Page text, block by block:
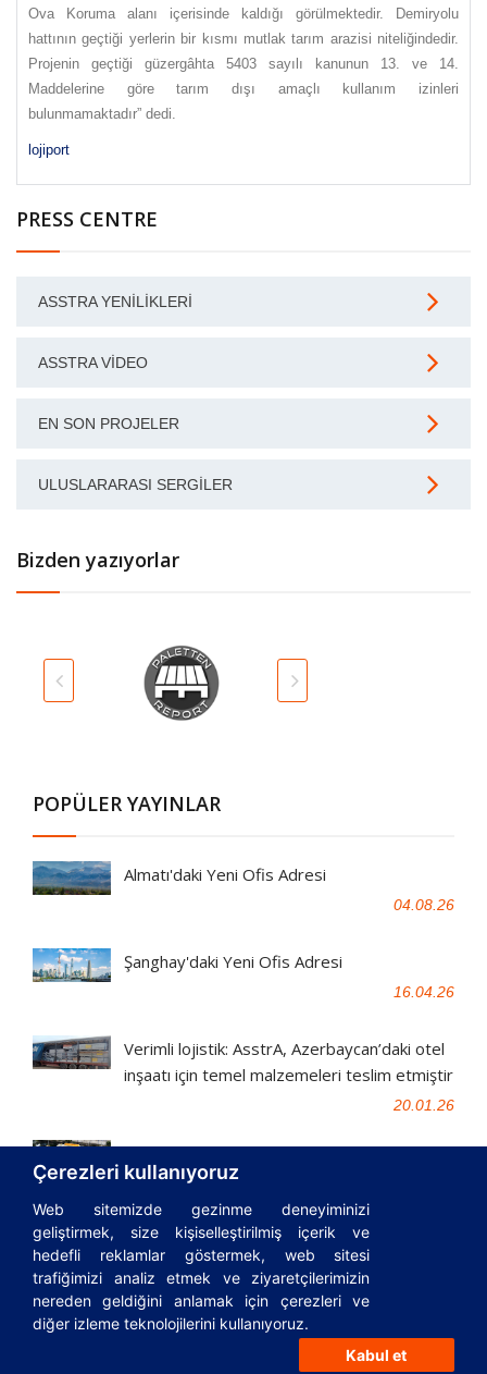
Çerezleri kullanıyoruz
Web sitemizde gezinme deneyiminizi
geliştirmek, size kişiselleştirilmiş içerik ve
hedefli reklamlar göstermek, web sitesi
trafiğimizi analiz etmek ve ziyaretçilerimizin
nereden geldiğini anlamak için çerezleri ve
diğer izleme teknolojilerini kullanıyoruz.
Kabul et
Ova Koruma alanı içerisinde kaldığı görülmektedir. Demiryolu
hattının geçtiği yerlerin bir kısmı mutlak tarım arazisi niteliğindedir.
Projenin geçtiği güzergâhta 5403 sayılı kanunun 13. ve 14.
Maddelerine göre tarım dışı amaçlı kullanım izinleri
bulunmamaktadır” dedi.
lojiport
PRESS CENTRE
ASSTRA YENILIKLERI
ASSTRA VIDEO
EN SON PROJELER
ULUSLARARASI SERGILER
Bizden yazıyorlar
POPÜLER YAYINLAR
Almatı'daki Yeni Ofis Adresi
04.08.26
Şanghay'daki Yeni Ofis Adresi
16.04.26
Verimli lojistik: AsstrA, Azerbaycan’daki otel
inşaatı için temel malzemeleri teslim etmiştir
20.01.26
AsstrA Kimya Lojistiği: Finlandiya'dan
Kazakistan'a
© 1995-2026AsstrA-Associated Traffic AG|Incoterms
Lojistik rehberi Privacy Policy | Cookies Policy |FAQ|